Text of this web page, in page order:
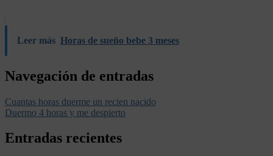
Leer más Horas de sueño bebe 3 meses
Navegación de entradas
Cuantas horas duerme un recien nacido
Duermo 4 horas y me despierto
Entradas recientes